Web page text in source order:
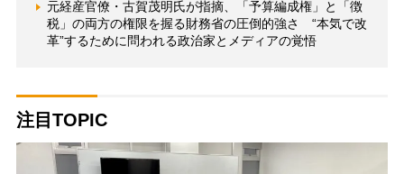
元経産官僚・古賀茂明氏が指摘、「予算編成権」と「徴
税」の両方の権限を握る財務省の圧倒的強さ “本気で改
革”するために問われる政治家とメディアの覚悟
注目TOPIC